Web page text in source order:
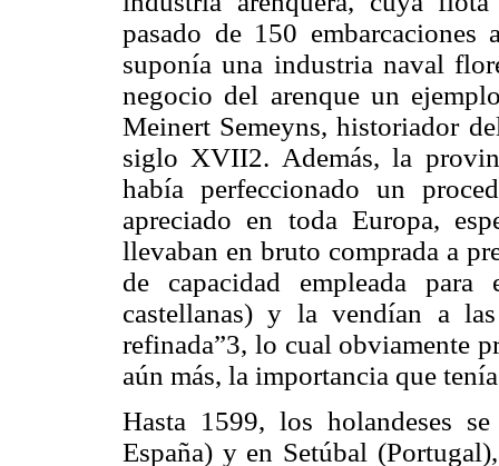
pasado de 150
suponía una industria naval
negocio del arenque un
Meinert Semeyns, historiador
siglo XVII2. Además, la
había perfeccionado un
apreciado en toda Europa,
llevaban en bruto comprada a
de capacidad empleada
castellanas) y la vendían a
refinada”3, lo cual obviamente
aún más, la importancia que
Hasta 1599, los holandeses
España) y en Setúbal